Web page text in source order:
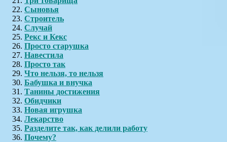
Сыновья
Строитель
Случай
Рекс и Кекс
Просто старушка
Навестила
Просто так
Что нельзя, то нельзя
Бабушка и внучка
Танины достижения
Обидчики
Новая игрушка
Лекарство
Разделите так, как делили работу
Почему?